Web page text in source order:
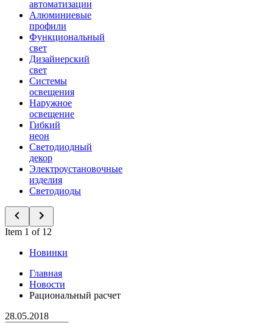
автоматизации
Алюминиевые
профили
Функциональный
свет
Дизайнерский
свет
Системы
освещения
Наружное
освещение
Гибкий
неон
Светодиодный
декор
Электроустановочные
изделия
Светодиоды
Item 1 of 12
Новинки
Главная
Новости
Рациональный расчет
28.05.2018